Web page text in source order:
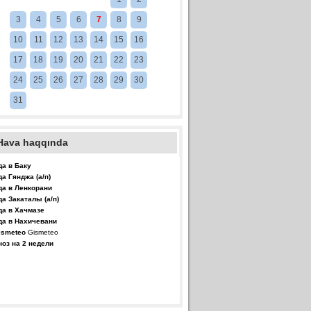
3 4 5 6 7 8 9
10 11 12 13 14 15 16
17 18 19 20 21 22 23
24 25 26 27 28 29 30
31
haqqında
в Баку
Гянджа (а/п)
в Ленкорани
Закаталы (а/п)
в Хачмазе
в Нахичевани
Gismeteo
на 2 недели